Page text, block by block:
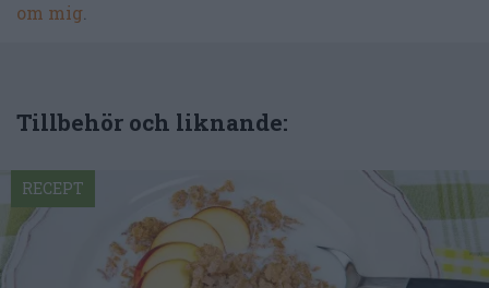
om mig.
Tillbehör och liknande:
RECEPT